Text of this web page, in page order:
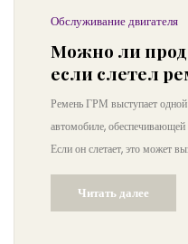
Обслуживание двигателя
Можно ли
если слетел
Ремень ГРМ выступает
автомобиле,
Если он слетает, это может
необходимость
рассматриваются
сломался, а также даются
Читать далее